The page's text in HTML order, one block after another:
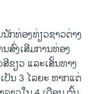
ກ​ທ່ອງ​ທ່ຽວ​ຊາວ​ຕ່າງ​
ສົ່ງ​ເສີມ​ການ​ທ່ອງ​
ຂຽວ ແລະ​ເສັ້ນ​ທາງ​
ປັນ 3 ໄລ​ຍະ ຫາກ​ແຕ່​